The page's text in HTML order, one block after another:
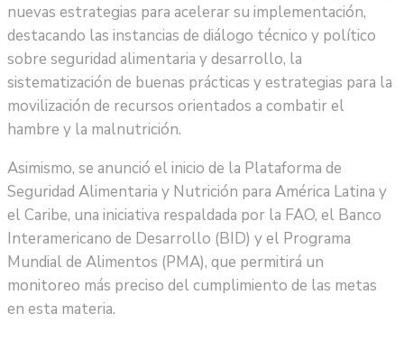
nuevas estrategias para acelerar su implementación,
destacando las instancias de diálogo técnico y político
sobre seguridad alimentaria y desarrollo, la
sistematización de buenas prácticas y estrategias para la
movilización de recursos orientados a combatir el
hambre y la malnutrición.
Asimismo, se anunció el inicio de la Plataforma de
Seguridad Alimentaria y Nutrición para América Latina y
el Caribe, una iniciativa respaldada por la FAO, el Banco
Interamericano de Desarrollo (BID) y el Programa
Mundial de Alimentos (PMA), que permitirá un
monitoreo más preciso del cumplimiento de las metas
en esta materia.